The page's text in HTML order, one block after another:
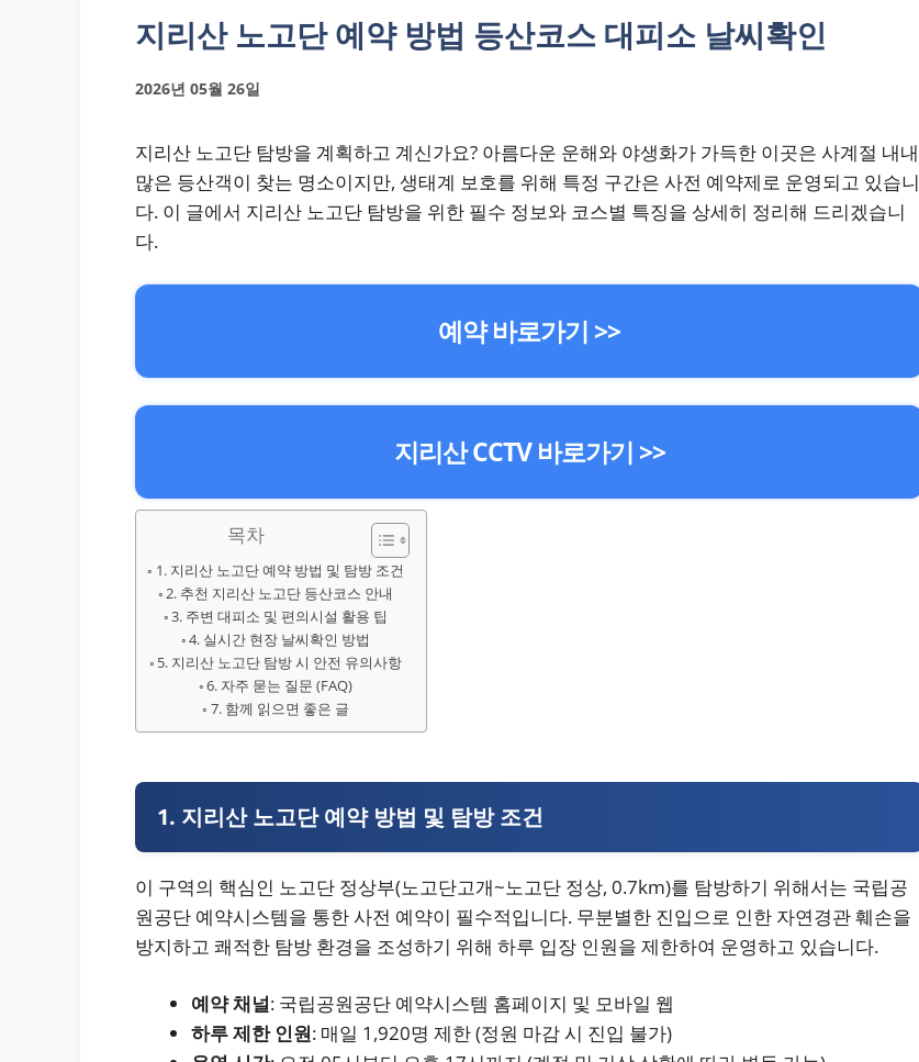
지리산 노고단 예약 방법 등산코스 대피소 날씨확인
2026년 05월 26일
지리산 노고단 탐방을 계획하고 계신가요? 아름다운 운해와 야생화가 가득한 이곳은 사계절 내내
많은 등산객이 찾는 명소이지만, 생태계 보호를 위해 특정 구간은 사전 예약제로 운영되고 있습니
다. 이 글에서 지리산 노고단 탐방을 위한 필수 정보와 코스별 특징을 상세히 정리해 드리겠습니
다.
예약 바로가기 >>
지리산 CCTV 바로가기 >>
목차
1. 지리산 노고단 예약 방법 및 탐방 조건
2. 추천 지리산 노고단 등산코스 안내
3. 주변 대피소 및 편의시설 활용 팁
4. 실시간 현장 날씨확인 방법
5. 지리산 노고단 탐방 시 안전 유의사항
6. 자주 묻는 질문 (FAQ)
7. 함께 읽으면 좋은 글
1. 지리산 노고단 예약 방법 및 탐방 조건
이 구역의 핵심인 노고단 정상부(노고단고개~노고단 정상, 0.7km)를 탐방하기 위해서는 국립공
원공단 예약시스템을 통한 사전 예약이 필수적입니다. 무분별한 진입으로 인한 자연경관 훼손을
방지하고 쾌적한 탐방 환경을 조성하기 위해 하루 입장 인원을 제한하여 운영하고 있습니다.
예약 채널: 국립공원공단 예약시스템 홈페이지 및 모바일 웹
하루 제한 인원: 매일 1,920명 제한 (정원 마감 시 진입 불가)